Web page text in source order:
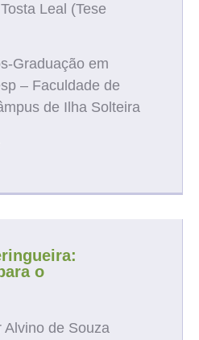
Leal (Tese
Graduação em
– Faculdade de
de Ilha Solteira
o
Alvino de Souza